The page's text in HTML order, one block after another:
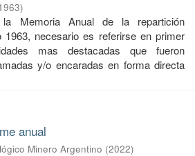
)
Memoria Anual de la repartición
1963, necesario es referirse en primer
mas destacadas que fueron
y/o encaradas en forma directa
anual
Minero Argentino (2022)